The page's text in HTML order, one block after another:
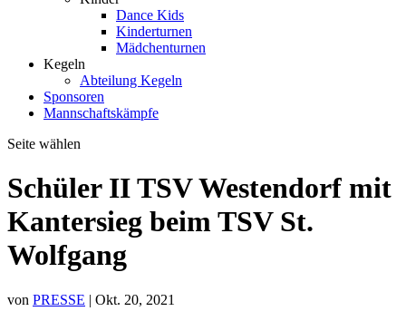
Dance Kids
Kinderturnen
Mädchenturnen
Kegeln
Abteilung Kegeln
Sponsoren
Mannschaftskämpfe
Seite wählen
Schüler II TSV Westendorf mit
Kantersieg beim TSV St.
Wolfgang
von PRESSE | Okt. 20, 2021